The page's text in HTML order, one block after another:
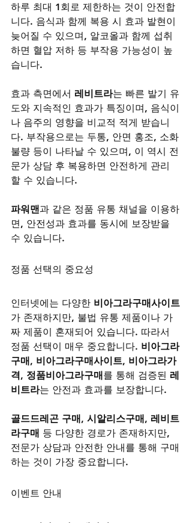
하루 최대 1회로 제한하는 것이 안전합
니다. 음식과 함께 복용 시 효과 발현이
늦어질 수 있으며, 알코올과 함께 섭취
하면 혈압 저하 등 부작용 가능성이 높
습니다.
효과 측면에서 레비트라는 빠른 발기 유
도와 지속적인 효과가 특징이며, 음식이
나 음주의 영향을 비교적 적게 받습니
다. 부작용으로는 두통, 안면 홍조, 소화
불량 등이 나타날 수 있으며, 이 역시 전
문가 상담 후 복용하면 안전하게 관리
할 수 있습니다.
파워맨과 같은 정품 유통 채널을 이용하
면, 안전성과 효과를 동시에 보장받을
수 있습니다.
정품 선택의 중요성
인터넷에는 다양한 비아그라구매사이트
가 존재하지만, 불법 유통 제품이나 가
짜 제품이 혼재되어 있습니다. 따라서
정품 선택이 매우 중요합니다. 비아그라
구매, 비아그라구매사이트, 비아그라가
격, 정품비아그라구매를 통해 검증된 레
비트라는 안전과 효과를 보장합니다.
골드드레곤 구매, 시알리스구매, 레비트
라구매 등 다양한 경로가 존재하지만,
전문가 상담과 안전한 안내를 통해 구매
하는 것이 가장 중요합니다.
이벤트 안내